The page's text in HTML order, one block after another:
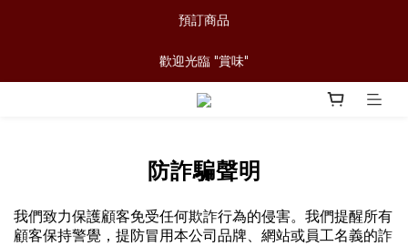
預訂商品
歡迎光臨 "賞味"
防詐騙聲明
我們致力保護顧客免受任何欺詐行為的侵害。我們提醒所有
顧客保持警覺，提防冒用本公司品牌、網站或員工名義的詐